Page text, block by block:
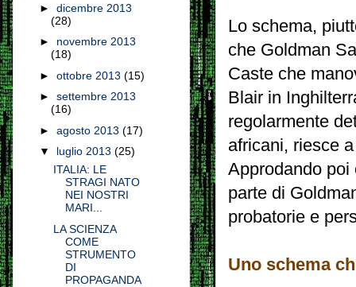
Lo schema,
che Goldman
Caste che
Blair in
regolarmente
africani, riesce
Approdando poi
parte di
probatorie e
Uno schema
► dicembre 2013
(28)
► novembre 2013
(18)
► ottobre 2013 (15)
► settembre 2013
(16)
► agosto 2013 (17)
▼ luglio 2013 (25)
ITALIA: LE
STRAGI NATO
NEI NOSTRI
MARI...
LA SCIENZA
COME
STRUMENTO
DI
PROPAGANDA